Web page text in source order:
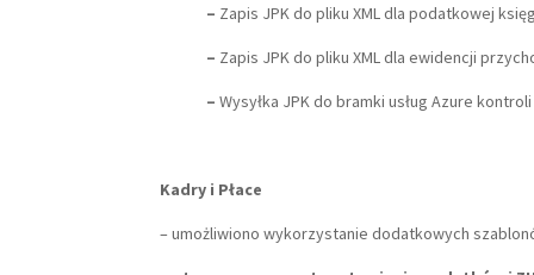
– Zapis JPK do pliku XML dla podatkowej
– Zapis JPK do pliku XML dla ewidencji
– Wysyłka JPK do bramki usług Azure
Kadry i Płace
– umożliwiono wykorzystanie dodatkowych